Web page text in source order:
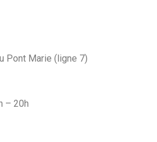
Pont Marie (ligne 7)
– 20h